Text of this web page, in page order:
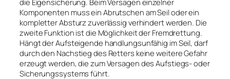
Komponenten muss ein Abrutschen am Seil oder ein
kompletter Absturz zuverlässig verhindert werden. Die
zweite Funktion ist die Möglichkeit der Fremdrettung.
Hängt der Aufsteigende handlungsunfähig im Seil, darf
durch den Nachstieg des Retters keine weitere Gefahr
erzeugt werden, die zum Versagen des Aufstiegs- oder
Sicherungssystems führt.